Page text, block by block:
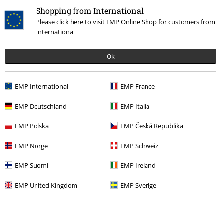
Shopping from International
Please click here to visit EMP Online Shop for customers from
International
Ok
EMP International EMP France
EMP Deutschland EMP Italia
EMP Polska EMP Česká Republika
EMP Norge EMP Schweiz
EMP Suomi EMP Ireland
EMP United Kingdom EMP Sverige
Invia un commento
Perfette
Le ho prese subito vista l'offerta, e per fortuna ho trovato il numero
giusto! Vestono una misura in meno (di solito porto il 37 e ho preso
Recensione verificata
Il commento è stato utile?
Commenta
Graziella R.